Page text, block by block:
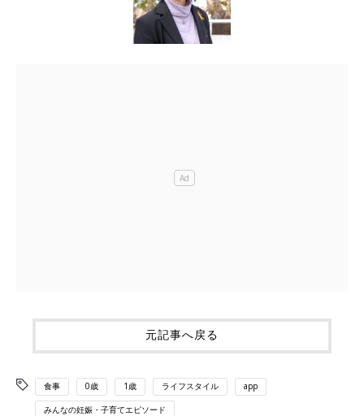
元記事へ戻る
食事 0歳 1歳 ライフスタイル app
みんなの妊娠・子育てエピソード